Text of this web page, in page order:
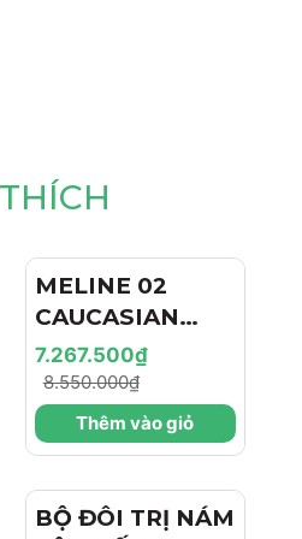
MELINE 02
CAUCASIAN
SKIN
DAY/NIGHT / BỘ
ĐÔI TRỊ NÁM
NGÀY/ĐÊM,
HÓA VÀ CĂNG
7.267.500₫
8.550.000₫
Thêm vào giỏ
BỘ ĐÔI TRỊ NÁM